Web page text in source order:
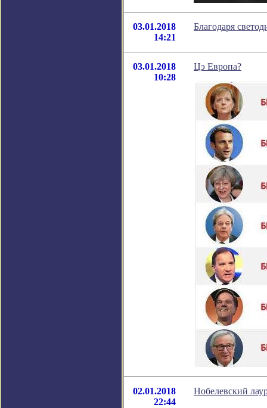
03.01.2018
14:21
Благодаря
03.01.2018
10:28
Цэ Европа?
02.01.2018
22:44
Нобелевский